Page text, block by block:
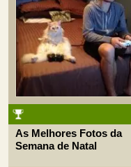
As Melhores Fotos da
Semana de Natal